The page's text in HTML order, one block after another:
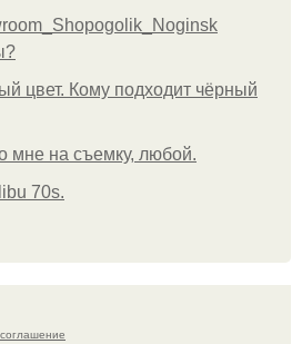
цвет. Кому подходит чёрный
мне на съемку, любой.
70s.